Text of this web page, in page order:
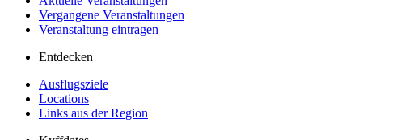
Vergangene Veranstaltungen
Veranstaltung eintragen
Entdecken
Ausflugsziele
Locations
Links aus der Region